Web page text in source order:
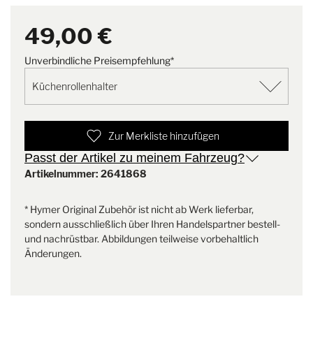
49,00 €
Unverbindliche Preisempfehlung*
Zur Merkliste hinzufügen
Passt der Artikel zu meinem Fahrzeug?
Artikelnummer: 2641868
* Hymer Original Zubehör ist nicht ab Werk lieferbar,
sondern ausschließlich über Ihren Handelspartner bestell-
und nachrüstbar. Abbildungen teilweise vorbehaltlich
Änderungen.